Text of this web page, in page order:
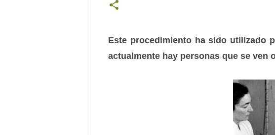
Este procedimiento ha sido utilizado
actualmente hay personas que se ven